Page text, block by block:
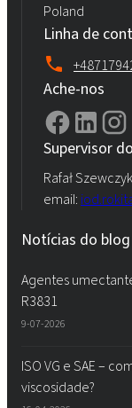
Poland
Linha de
Ache-nos
Supervisor
Rafał Szewczyk
email:
Notícias do blog
Agentes
R3831
9-07-2026
ISO VG e SAE –
viscosidade?